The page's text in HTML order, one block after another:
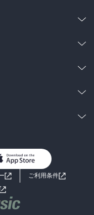
向けラノベ
小説
い合わせ
ご利用条件